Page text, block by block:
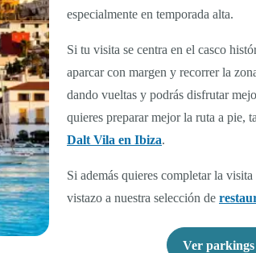
especialmente en temporada alta.
Si tu visita se centra en el casco
aparcar con margen y recorrer la
dando vueltas y podrás disfrutar
quieres preparar mejor la ruta a pie,
Dalt Vila en Ibiza.
Si además quieres completar la
vistazo a nuestra selección de
Ver